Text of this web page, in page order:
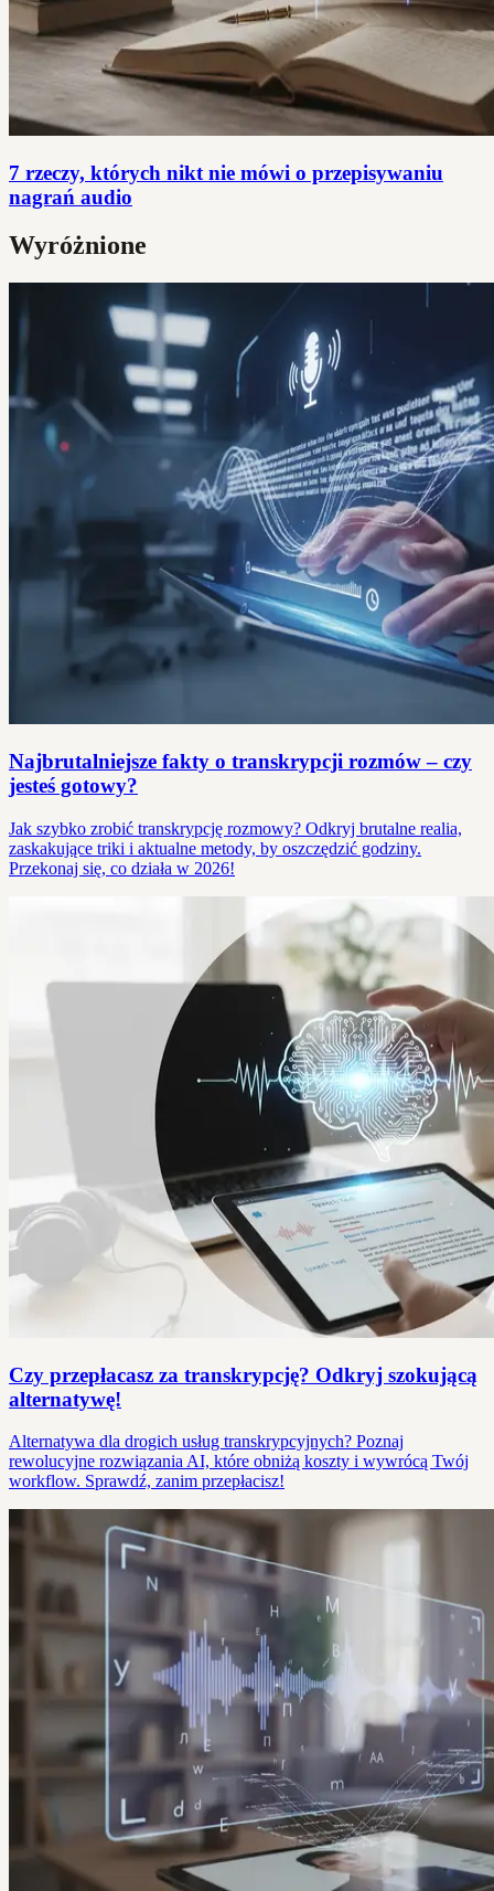
7 rzeczy, których nikt nie mówi o przepisywaniu
nagrań audio
Wyróżnione
Najbrutalniejsze fakty o transkrypcji rozmów – czy
jesteś gotowy?
Jak szybko zrobić transkrypcję rozmowy? Odkryj brutalne realia,
zaskakujące triki i aktualne metody, by oszczędzić godziny.
Przekonaj się, co działa w 2026!
Czy przepłacasz za transkrypcję? Odkryj szokującą
alternatywę!
Alternatywa dla drogich usług transkrypcyjnych? Poznaj
rewolucyjne rozwiązania AI, które obniżą koszty i wywrócą Twój
workflow. Sprawdź, zanim przepłacisz!